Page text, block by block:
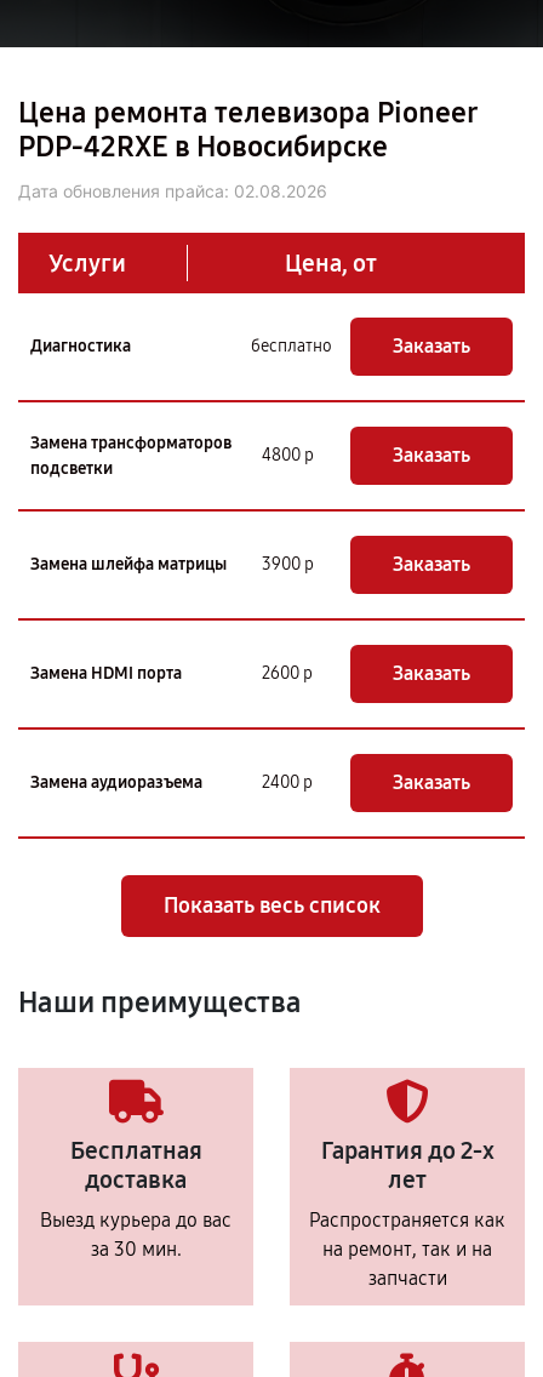
Цена ремонта телевизора Pioneer
PDP-42RXE в Новосибирске
Дата обновления прайса: 02.08.2026
Услуги Цена, от
Диагностика бесплатно Заказать
Замена трансформаторов
подсветки
4800 р Заказать
Замена шлейфа матрицы 3900 р Заказать
Замена HDMI порта 2600 р Заказать
Замена аудиоразъема 2400 р Заказать
Показать весь список
Наши преимущества
Бесплатная
доставка
Выезд курьера до вас
за 30 мин.
Гарантия до 2-х
лет
Распространяется как
на ремонт, так и на
запчасти